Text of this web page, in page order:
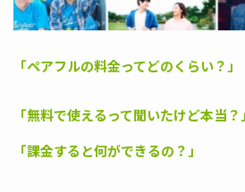
「ペアフルの料金ってどのくらい？」
「無料で使えるって聞いたけど本当？」
「課金すると何ができるの？」